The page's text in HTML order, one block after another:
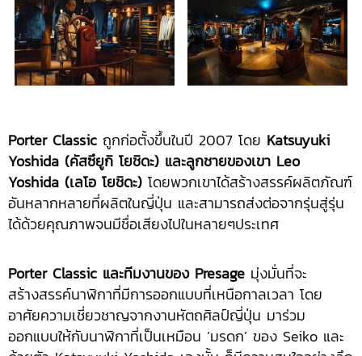
Porter Classic ถูกก่อตั้งขึ้นในปี 2007 โดย Katsuyuki
Yoshida (คัสซึยูกิ โยชิดะ) และลูกชายของเขา Leo
Yoshida (เลโอ โยชิดะ) โดยพวกเขาได้สร้างสรรค์ผลิตภัณฑ์
อันหลากหลายที่ผลิตในญี่ปุ่น และสามารถส่งต่อจากรุ่นสู่รุ่น
ได้ด้วยคุณภาพจนมีชื่อเสียงไปในหลายๆประเทศ
Porter Classic และทีมงานของ Presage มุ่งมั่นที่จะ
สร้างสรรค์นาฬิกาที่มีการออกแบบที่เหนือกาลเวลา โดย
อาศัยความเชี่ยวชาญจากงานหัตถศิลป์ญี่ปุ่น มาร่วม
ออกแบบให้กับนาฬิกาที่เป็นเหมือน ‘มรดก’ ของ Seiko และ